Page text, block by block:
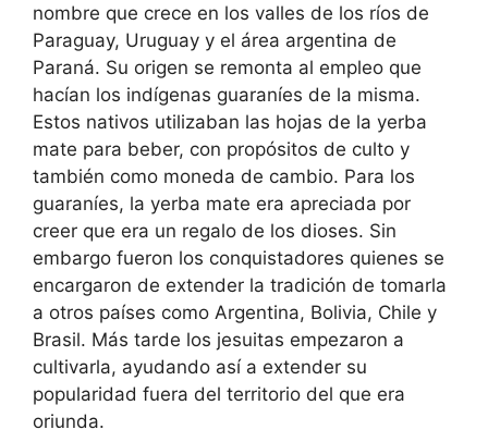
nombre que crece en los valles de los ríos de
Paraguay, Uruguay y el área argentina de
Paraná. Su origen se remonta al empleo que
hacían los indígenas guaraníes de la misma.
Estos nativos utilizaban las hojas de la yerba
mate para beber, con propósitos de culto y
también como moneda de cambio. Para los
guaraníes, la yerba mate era apreciada por
creer que era un regalo de los dioses. Sin
embargo fueron los conquistadores quienes se
encargaron de extender la tradición de tomarla
a otros países como Argentina, Bolivia, Chile y
Brasil. Más tarde los jesuitas empezaron a
cultivarla, ayudando así a extender su
popularidad fuera del territorio del que era
oriunda.